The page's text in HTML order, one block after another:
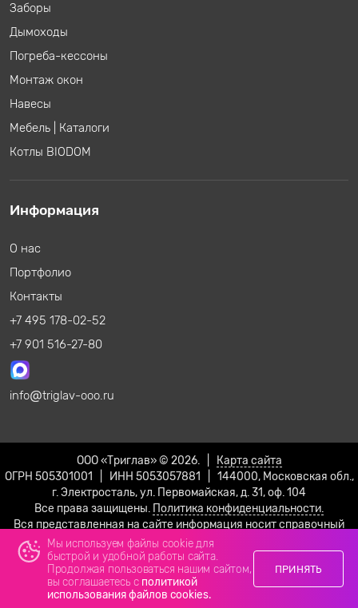
Заборы
Дымоходы
Погреба-кессоны
Монтаж окон
Навесы
Мебель
Каталоги
Котлы BIODOM
Информация
О нас
Портфолио
Контакты
+7 495 178-02-52
+7 901 516-27-80
info triglav-ooo.ru
ООО «Триглав» © 2026. |
Карта сайта
ОГРН 505301001 | ИНН 5053057881 | 144000, Московская обл.,
г. Электросталь, ул. Первомайская, д. 31, оф. 104
Все права защищены. Политика конфиденциальности.
Вся представленная на сайте информация носит справочный
характер и не является публичной офертой!
Телефон Email
Мы используем файлы cookie для
быстрой и удобной работы сайта.
Продолжая пользоваться нашим сайтом,
вы соглашаетесь с политикой
использования файлов cookies.
ПРИНЯТЬ